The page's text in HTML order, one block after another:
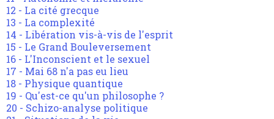
12 - La cité grecque
13 - La complexité
14 - Libération vis-à-vis de l'esprit
15 - Le Grand Bouleversement
16 - L'Inconscient et le sexuel
17 - Mai 68 n'a pas eu lieu
18 - Physique quantique
19 - Qu'est-ce qu'un philosophe ?
20 - Schizo-analyse politique